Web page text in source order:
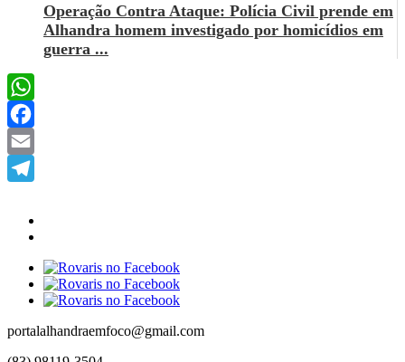
Operação Contra Ataque: Polícia Civil prende em
Alhandra homem investigado por homicídios em
guerra ...
WhatsApp
Facebook
Email
portalalhandraemfoco@gmail.com